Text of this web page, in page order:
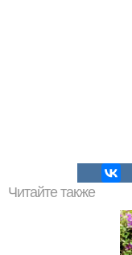
Читайте также